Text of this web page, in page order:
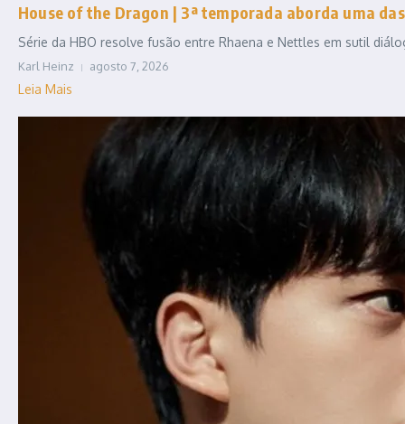
House of the Dragon | 3ª temporada aborda uma
Série da HBO resolve fusão entre Rhaena e Nettles em sutil
Karl Heinz agosto 7, 2026
Leia Mais